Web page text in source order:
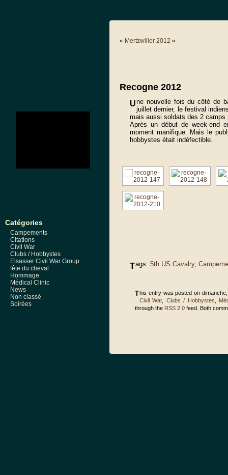
Catégories
Campements
Citations
Civil War
Clubs / Hobbystes
Elsasser Civil War Group
fête du cheval
Hommage
Médical Clinic
News
Non classé
Soirées
« Mertzwiller 2012 «
Recogne 2012
Une nouvelle fois du côté de
juillet dernier, le festival
mais aussi soldats des 2 camps
Après un début de week-end
moment manifique. Mais le
hobbystes était indéfectible.
Tags: 5th US Cavalry,
This entry was posted on
Civil War, Clubs / Hobbystes
through the RSS 2.0 feed. Both